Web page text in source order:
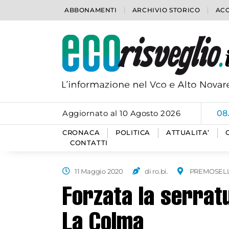
ABBONAMENTI ARCHIVIO STORICO
Aggiornato al 10 Agosto 2026
CRONACA POLITICA ATTUALITA’
CONTATTI
11 Maggio 2020 di ro.bi.
Forzata la